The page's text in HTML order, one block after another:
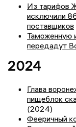
Из тарифов
исключили
поставщиков
Таможенную
передадут
2024
Глава
пищеблок
(2024)
Фееричный